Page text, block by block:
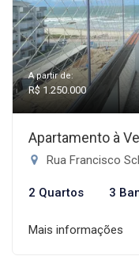
A partir de:
R$ 1.250.000
Apartamento à
Rua Francisco
2 Quartos 3
Mais informações